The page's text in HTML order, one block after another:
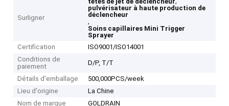
Surligner
pulvérisateur à haute production de
déclencheur
,
Soins capillaires Mini Trigger
Sprayer
Certification
ISO9001/ISO14001
Conditions de
paiement
D/P, T/T
Détails d'emballage
500,000PCS/week
Lieu d'origine
La Chine
Nom de marque
GOLDRAIN